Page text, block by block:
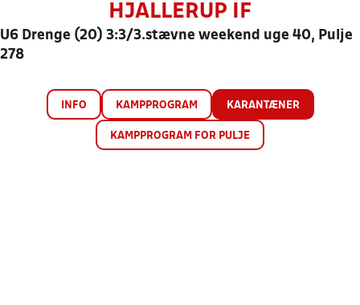
HJALLERUP IF
U6 Drenge (20) 3:3/3.stævne weekend uge 40, Pulje
278
INFO KAMPPROGRAM KARANTÆNER
KAMPPROGRAM FOR PULJE